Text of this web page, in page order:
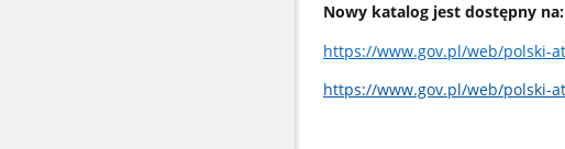
Nowy katalog jest dostępny na:
https://www.gov.pl/web/polski-
https://www.gov.pl/web/polski-